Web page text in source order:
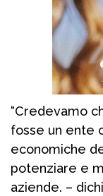
“Credevamo
fosse un ente
economiche
potenziare e
aziende. –